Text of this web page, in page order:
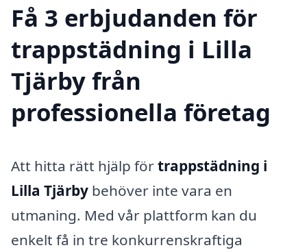
Få 3 erbjudanden för
trappstädning i Lilla
Tjärby från
professionella företag
Att hitta rätt hjälp förtrappstädning i
Lilla Tjärby behöver inte vara en
utmaning. Med vår plattform kan du
enkelt få in tre konkurrenskraftiga